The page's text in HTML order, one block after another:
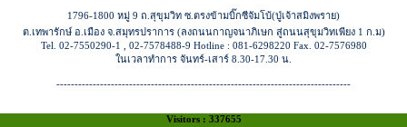
1796-1800 หมู่ 9 ถ.สุขุมวิท ซ.ตรงข้ามบิ๊กซีจัมโบ้(ปู่เจ้าสมิงพราย)
ต.เทพารักษ์ อ.เมือง จ.สมุทรปราการ (ลงถนนกาญจนาภิเษก สู่ถนนสุขุมวิทเพียง 1 ก.ม)
Tel. 02-7550290-1 , 02-7578488-9 Hotline : 081-6298220 Fax. 02-7576980
ในเวลาทำการ จันทร์-เสาร์ 8.30-17.30 น.
---------------------------------------------------------------------------------
Visitors : 337655